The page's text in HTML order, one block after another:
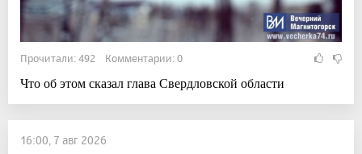
Прочитали: 492 Комментарии: 0
Что об этом сказал глава Свердловской области
16:00, 7 авг 2026